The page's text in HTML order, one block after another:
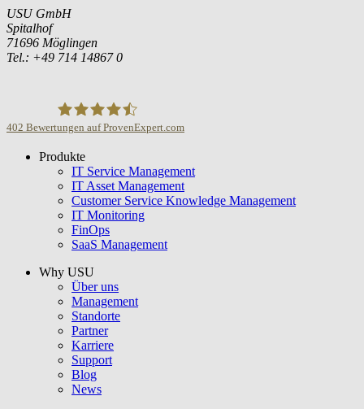
USU GmbH
Spitalhof
71696 Möglingen
Tel.: +49 714 14867 0
USU GmbH
402 Bewertungen auf ProvenExpert.com
Produkte
IT Service Management
IT Asset Management
Customer Service Knowledge Management
IT Monitoring
FinOps
SaaS Management
Why USU
Über uns
Management
Standorte
Partner
Karriere
Support
Blog
News